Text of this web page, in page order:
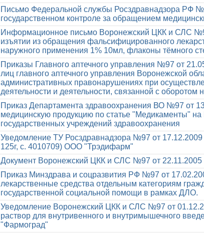
Письмо Федеральной службы Росздравнадзора РФ
государственном контроле за обращением
Информационное письмо Воронежский ЦКК и СЛС
изъятии из обращения фальсифицированного
наружного применения 1% 10мл, флаконы тёмного
Приказы Главного аптечного управления №97 от
лиц главного аптечного управления Воронежской
административных правонарушениях при
деятельности и деятельности, связанной с оборотом
Приказ Департамента здравоохранения ВО №97 от
медицинскую продукцию по статье "Медикаменты" на
государственных учреждений здравоохранения
Уведомление ТУ Росздравнадзора №97 от 17.12.2009
125г, с. 4010709) ООО "Трэдифарм"
Документ Воронежский ЦКК и СЛС №97 от 22.11.2005
Приказ Минздрава и соцразвития РФ №97 от
лекарственные средства отдельным категориям
государственной социальной помощи в рамках ДЛО.
Уведомление Воронежский ЦКК и СЛС №97 от
раствор для внутривенного и внутримышечного
"Фармоград"